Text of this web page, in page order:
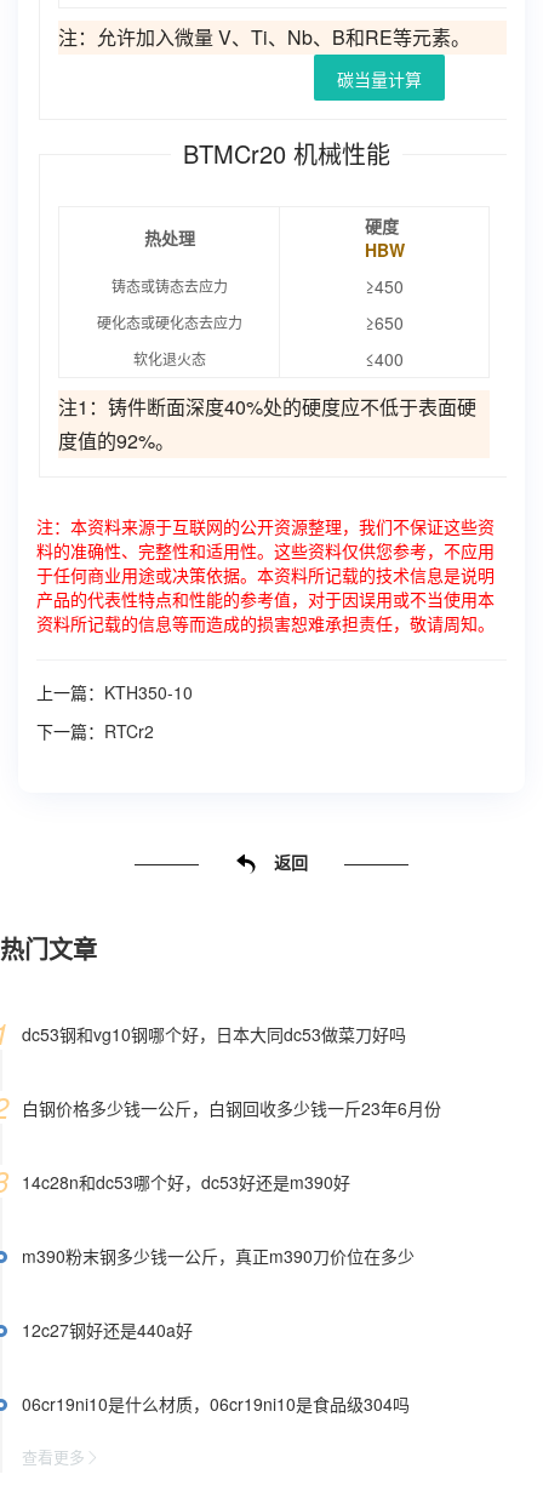
注：允许加入微量 V、Ti、Nb、B和RE等元素。
碳当量计算
BTMCr20 机械性能
热处理
硬度
HBW
铸态或铸态去应力 ≥450
硬化态或硬化态去应力 ≥650
软化退火态 ≤400
注1：铸件断面深度40%处的硬度应不低于表面硬
度值的92%。
注：本资料来源于互联网的公开资源整理，我们不保证这些资
料的准确性、完整性和适用性。这些资料仅供您参考，不应用
于任何商业用途或决策依据。本资料所记载的技术信息是说明
产品的代表性特点和性能的参考值，对于因误用或不当使用本
资料所记载的信息等而造成的损害恕难承担责任，敬请周知。
上一篇： KTH350-10
下一篇： RTCr2
返回
热门文章
dc53钢和vg10钢哪个好，日本大同dc53做菜刀好吗
白钢价格多少钱一公斤，白钢回收多少钱一斤23年6月份
14c28n和dc53哪个好，dc53好还是m390好
m390粉末钢多少钱一公斤，真正m390刀价位在多少
12c27钢好还是440a好
06cr19ni10是什么材质，06cr19ni10是食品级304吗
查看更多